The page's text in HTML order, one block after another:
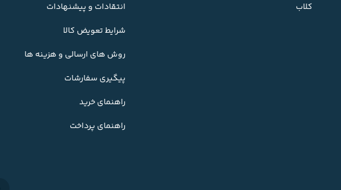
کلاب
انتقادات و پیشنهادات
شرایط تعویض کالا
روش های ارسالی و هزینه ها
پیگیری سفارشات
راهنمای خرید
راهنمای پرداخت